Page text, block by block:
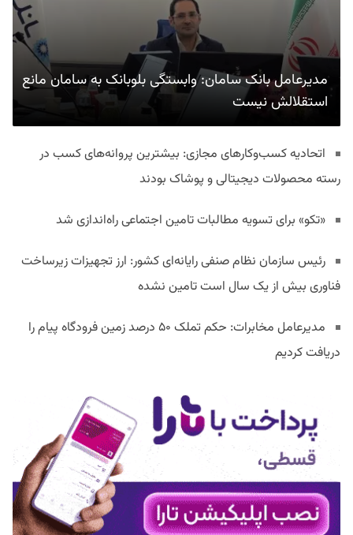
مدیرعامل بانک سامان: وابستگی بلوبانک به سامان مانع
استقلالش نیست
اتحادیه کسب‌وکارهای مجازی: بیشترین پروانه‌های کسب در
رسته محصولات دیجیتالی و پوشاک بودند
«تکو» برای تسویه مطالبات تامین اجتماعی راه‌اندازی شد
رئیس سازمان نظام صنفی رایانه‌ای کشور: ارز تجهیزات زیرساخت
فناوری بیش از یک سال است تامین نشده
مدیرعامل مخابرات: حکم تملک ۵۰ درصد زمین فرودگاه پیام را
دریافت کردیم